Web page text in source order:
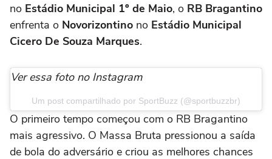
no Estádio Municipal 1º de Maio, o RB Bragantino
enfrenta o Novorizontino no Estádio Municipal
Cicero De Souza Marques.
Ver essa foto no Instagram
Um post compartilhado por SportBuzz (@sportbuzzbr)
O primeiro tempo começou com o RB Bragantino
mais agressivo. O Massa Bruta pressionou a saída
de bola do adversário e criou as melhores chances